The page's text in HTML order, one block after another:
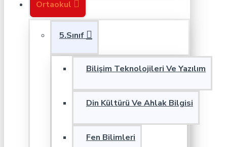
Ortaokul
5.Sınıf
Bilişim Teknolojileri Ve Yazılım
Din Kültürü Ve Ahlak Bilgisi
Fen Bilimleri